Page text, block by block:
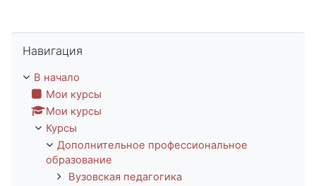
Навигация
В начало
Мои курсы
Мои курсы
Курсы
Дополнительное профессиональное
образование
Вузовская педагогика